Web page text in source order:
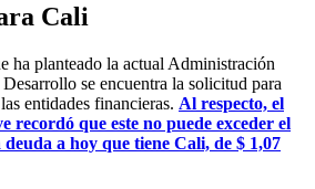
Cali
ha planteado la actual Administración
se encuentra la solicitud para
entidades financieras. Al respecto, el
recordó que este no puede exceder el
a hoy que tiene Cali, de $ 1,07